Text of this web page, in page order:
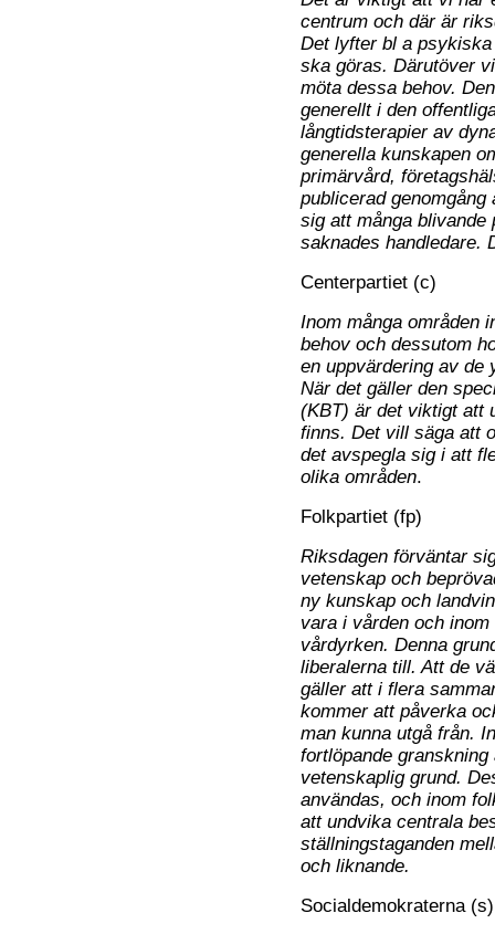
centrum och där är
Det lyfter bl a
ska göras. Därutöver
möta dessa behov.
generellt i den
långtidsterapier av
generella kunskapen
primärvård,
publicerad
sig att många blivande
saknades handledare.
Centerpartiet (c)
Inom många områden
behov och dessutom
en uppvärdering av de
När det gäller den
(KBT) är det viktigt att
finns. Det vill säga att
det avspegla sig i att
olika områden.
Folkpartiet (fp)
Riksdagen förväntar
vetenskap och
ny kunskap och
vara i vården och
vårdyrken. Denna
liberalerna till. Att de
gäller att i flera
kommer att påverka
man kunna utgå från.
fortlöpande
vetenskaplig grund.
användas, och inom
att undvika centrala
ställningstaganden
och liknande.
Socialdemokraterna (s)